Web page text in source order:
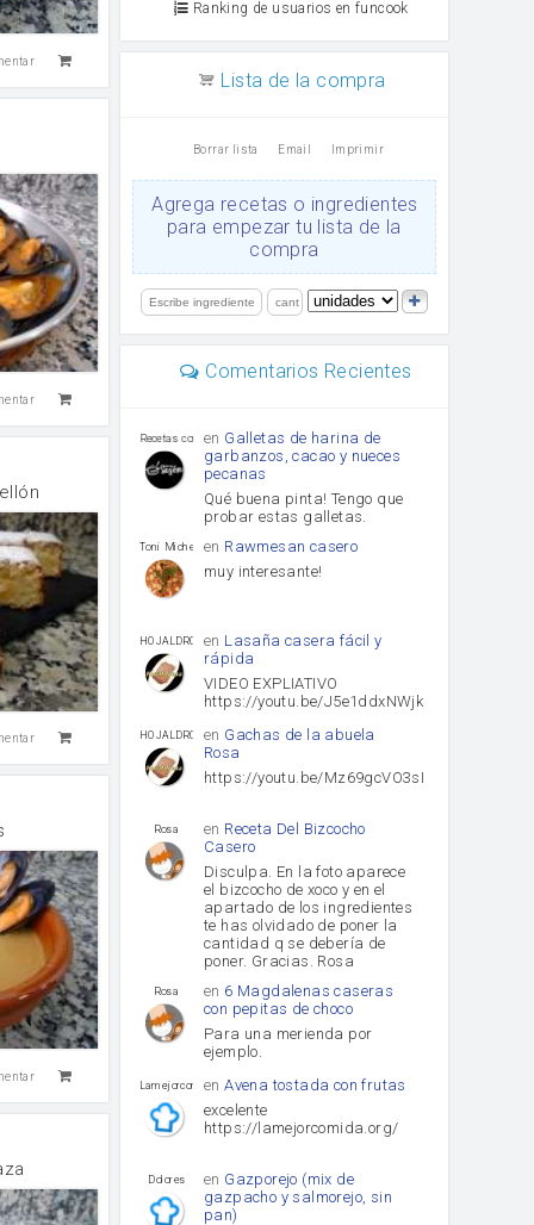
Ranking de usuarios en funcook
Lista de la compra
Borrar lista Email Imprimir
Agrega recetas o ingredientes
para empezar tu lista de la
compra
Comentarios Recientes
Recetas con sazon
en Galletas de harina de
garbanzos, cacao y nueces
pecanas
Qué buena pinta! Tengo que
probar estas galletas.
Toni Michel Caubet
en Rawmesan casero
muy interesante!
HOJALDROSA TV
en Lasaña casera fácil y
rápida
VIDEO EXPLIATIVO
https://youtu.be/J5e1ddxNWjk
HOJALDROSA TV
en Gachas de la abuela
Rosa
https://youtu.be/Mz69gcVO3sI
Rosa en Receta Del Bizcocho
Casero
Disculpa. En la foto aparece
el bizcocho de xoco y en el
apartado de los ingredientes
te has olvidado de poner la
cantidad q se debería de
poner. Gracias. Rosa
Rosa en 6 Magdalenas caseras
con pepitas de choco
Para una merienda por
ejemplo.
lamejorcomida
enAvena tostada con frutas
excelente
https://lamejorcomida.org/
Dolores en Gazporejo (mix de
gazpacho y salmorejo, sin
pan)